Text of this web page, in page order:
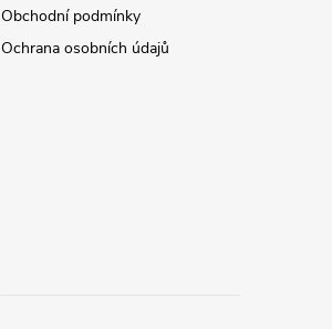
Obchodní podmínky
Ochrana osobních údajů